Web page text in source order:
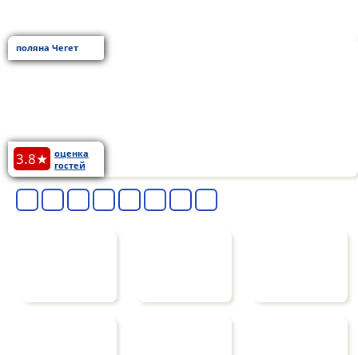
поляна Чегет
3.8★ оценка
гостей